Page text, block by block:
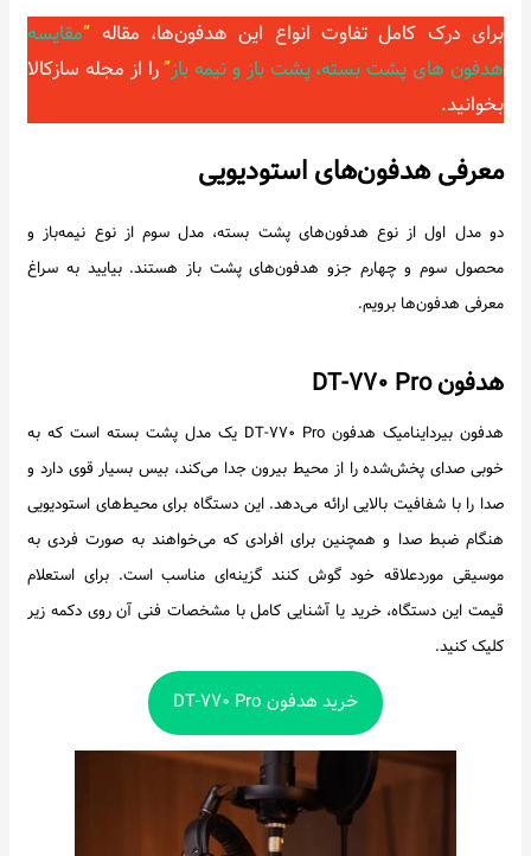
برای درک کامل تفاوت انواع این هدفون‌ها، مقاله “مقایسه
هدفون های پشت بسته، پشت باز و نیمه باز”را از مجله سازکالا
بخوانید.
معرفی هدفون‌های استودیویی
دو مدل اول از نوع هدفون‌های پشت بسته، مدل سوم از نوع نیمه‌باز و
محصول سوم و چهارم جزو هدفون‌های پشت باز هستند. بیایید به سراغ
معرفی هدفون‌ها برویم.
هدفون DT-۷۷۰ Pro
هدفون بیرداینامیک هدفون DT-۷۷۰ Pro یک مدل پشت بسته است که به
خوبی صدای پخش‌شده را از محیط بیرون جدا می‌کند، بیس بسیار قوی دارد و
صدا را با شفافیت بالایی ارائه می‌دهد. این دستگاه برای محیط‌های استودیویی
هنگام ضبط صدا و همچنین برای افرادی که می‌خواهند به صورت فردی به
موسیقی موردعلاقه خود گوش کنند گزینه‌ای مناسب است. برای استعلام
قیمت این دستگاه، خرید یا آشنایی کامل با مشخصات فنی آن روی دکمه زیر
کلیک کنید.
خرید هدفون DT-۷۷۰ Pro